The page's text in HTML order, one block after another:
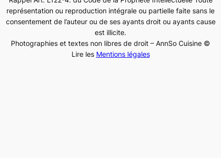
représentation ou reproduction intégrale ou partielle faite sans le
consentement de l’auteur ou de ses ayants droit ou ayants cause
est illicite.
Photographies et textes non libres de droit – AnnSo Cuisine ©
Lire les Mentions légales